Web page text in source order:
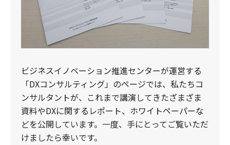
ビジネスイノベーション推進センターが運営する
「DXコンサルティング」のページでは、私たちコ
ンサルタントが、これまで講演してきたざまざま
資料やDXに関するレポート、ホワイトペーパーな
どを公開しています。一度、手にとってご覧いただ
けましたら幸いです。